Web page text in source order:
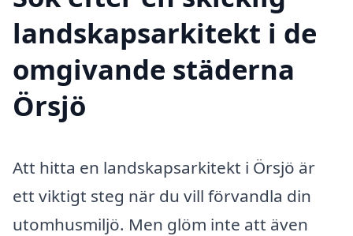
landskapsarkitekt i de
omgivande städerna
Örsjö
Att hitta en landskapsarkitekt i Örsjö är
ett viktigt steg när du vill förvandla din
utomhusmiljö. Men glöm inte att även